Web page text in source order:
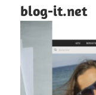
blog-it.net